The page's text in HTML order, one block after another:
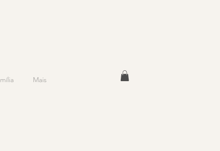
Mais